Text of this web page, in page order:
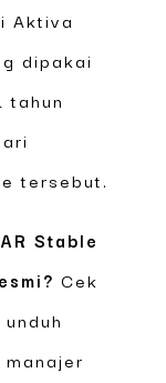
Aktiva
dipakai
tahun
tersebut.
Stable
Cek